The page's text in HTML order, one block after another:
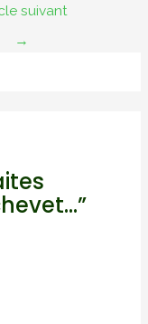
suivant
→